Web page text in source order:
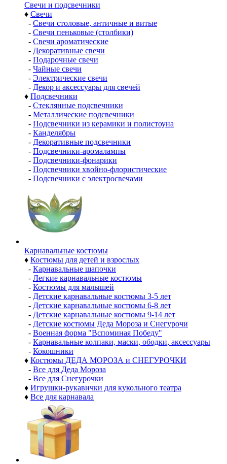
Свечи и подсвечники
♦ Свечи
- Свечи столовые, античные и витые
- Свечи пеньковые (столбики)
- Свечи ароматические
- Декоративные свечи
- Подарочные свечи
- Чайные свечи
- Электрические свечи
- Декор и аксессуары для свечей
♦ Подсвечники
- Стеклянные подсвечники
- Металлические подсвечники
- Подсвечники из керамики и полистоуна
- Канделябры
- Декоративные подсвечники
- Подсвечники-аромалампы
- Подсвечники-фонарики
- Подсвечники хвойно-флористические
- Подсвечники с электросвечами
Карнавальные костюмы
♦ Костюмы для детей и взрослых
- Карнавальные шапочки
- Легкие карнавальные костюмы
- Костюмы для малышей
- Детские карнавальные костюмы 3-5 лет
- Детские карнавальные костюмы 6-8 лет
- Детские карнавальные костюмы 9-14 лет
- Детские костюмы Деда Мороза и Снегурочи
- Военная форма "Вспоминая Победу"
- Карнавальные колпаки, маски, ободки, аксессуары
- Кокошники
♦ Костюмы ДЕДА МОРОЗА и СНЕГУРОЧКИ
- Все для Деда Мороза
- Все для Снегурочки
♦ Игрушки-рукавички для кукольного театра
♦ Все для карнавала